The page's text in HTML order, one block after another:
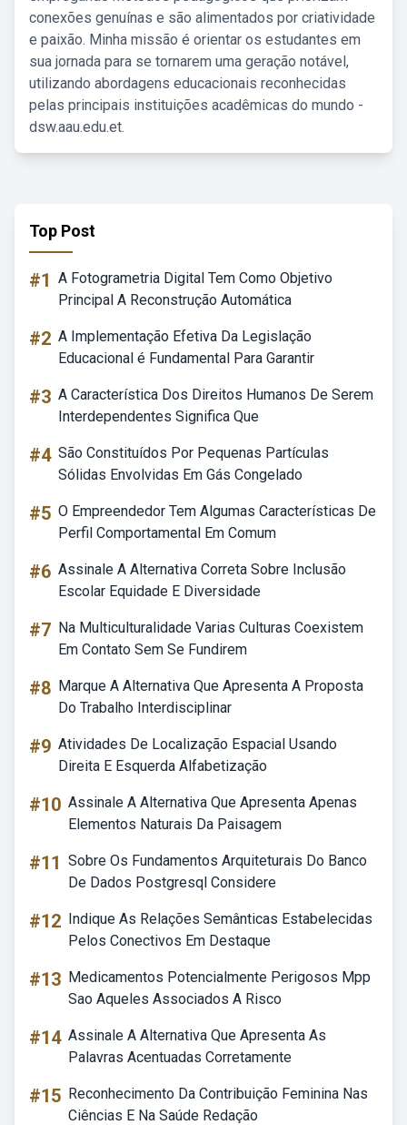
conexões genuínas e são alimentados por criatividade
e paixão. Minha missão é orientar os estudantes em
sua jornada para se tornarem uma geração notável,
utilizando abordagens educacionais reconhecidas
pelas principais instituições acadêmicas do mundo -
dsw.aau.edu.et.
Top Post
#1 A Fotogrametria Digital Tem Como Objetivo
Principal A Reconstrução Automática
#2 A Implementação Efetiva Da Legislação
Educacional é Fundamental Para Garantir
#3 A Característica Dos Direitos Humanos De Serem
Interdependentes Significa Que
#4 São Constituídos Por Pequenas Partículas
Sólidas Envolvidas Em Gás Congelado
#5 O Empreendedor Tem Algumas Características De
Perfil Comportamental Em Comum
#6 Assinale A Alternativa Correta Sobre Inclusão
Escolar Equidade E Diversidade
#7 Na Multiculturalidade Varias Culturas Coexistem
Em Contato Sem Se Fundirem
#8 Marque A Alternativa Que Apresenta A Proposta
Do Trabalho Interdisciplinar
#9 Atividades De Localização Espacial Usando
Direita E Esquerda Alfabetização
#10 Assinale A Alternativa Que Apresenta Apenas
Elementos Naturais Da Paisagem
#11 Sobre Os Fundamentos Arquiteturais Do Banco
De Dados Postgresql Considere
#12 Indique As Relações Semânticas Estabelecidas
Pelos Conectivos Em Destaque
#13 Medicamentos Potencialmente Perigosos Mpp
Sao Aqueles Associados A Risco
#14 Assinale A Alternativa Que Apresenta As
Palavras Acentuadas Corretamente
#15 Reconhecimento Da Contribuição Feminina Nas
Ciências E Na Saúde Redação